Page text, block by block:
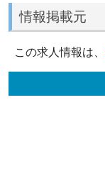
情報掲載元
この求人情報は、